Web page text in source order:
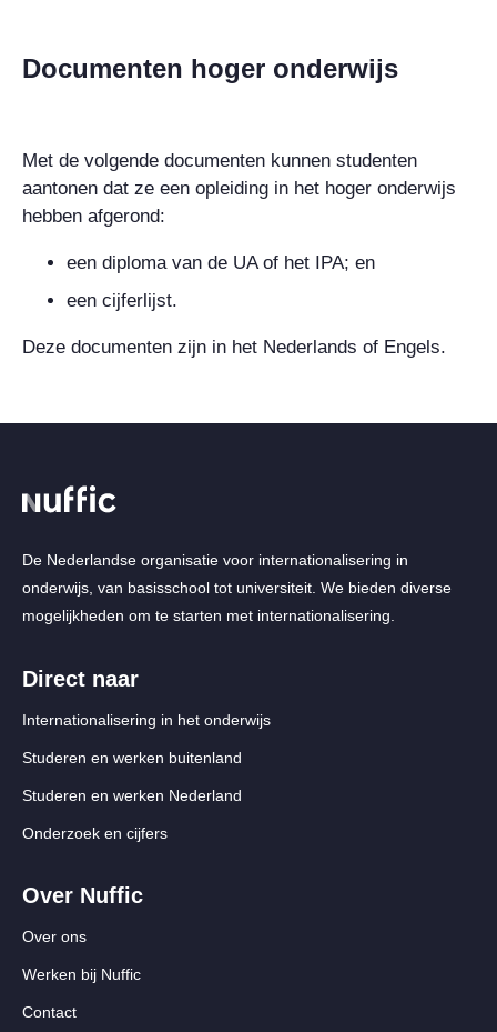
Documenten hoger onderwijs
Met de volgende documenten kunnen studenten
aantonen dat ze een opleiding in het hoger onderwijs
hebben afgerond:
een diploma van de UA of het IPA; en
een cijferlijst.
Deze documenten zijn in het Nederlands of Engels.
De Nederlandse organisatie voor internationalisering in
onderwijs, van basisschool tot universiteit. We bieden diverse
mogelijkheden om te starten met internationalisering.
Direct naar
Internationalisering in het onderwijs
Studeren en werken buitenland
Studeren en werken Nederland
Onderzoek en cijfers
Over Nuffic
Over ons
Werken bij Nuffic
Contact